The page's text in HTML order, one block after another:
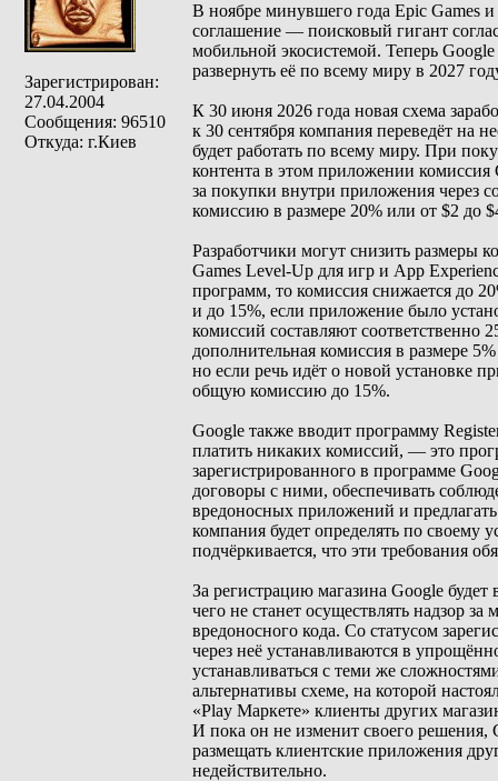
Зарегистрирован:
27.04.2004
Сообщения: 96510
Откуда: г.Киев
В ноябре минувшего года Epic Games
соглашение — поисковый гигант
мобильной экосистемой. Теперь
развернуть её по всему миру в 2027
К 30 июня 2026 года новая схема
к 30 сентября компания переведёт на
будет работать по всему миру. При
контента в этом приложении комиссия
за покупки внутри приложения через
комиссию в размере 20% или от $2 до
Разработчики могут снизить размеры
Games Level-Up для игр и App
программ, то комиссия снижается до
и до 15%, если приложение было
комиссий составляют соответственно
дополнительная комиссия в размере
но если речь идёт о новой установке
общую комиссию до 15%.
Google также вводит программу
платить никаких комиссий, — это
зарегистрированного в программе
договоры с ними, обеспечивать
вредоносных приложений и
компания будет определять по своему
подчёркивается, что эти требования
За регистрацию магазина Google
чего не станет осуществлять надзор
вредоносного кода. Со статусом
через неё устанавливаются в
устанавливаться с теми же
альтернативы схеме, на которой
«Play Маркете» клиенты других
И пока он не изменит своего решения,
размещать клиентские приложения
недействительно.